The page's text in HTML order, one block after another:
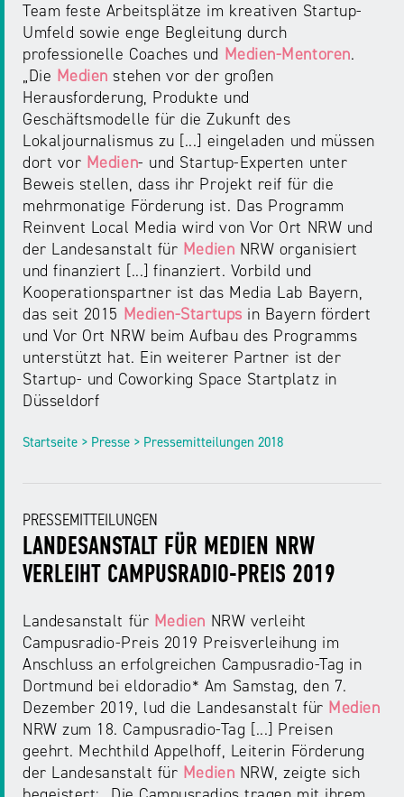
Team feste Arbeitsplätze im kreativen Startup-
Umfeld sowie enge Begleitung durch
professionelle Coaches und Medien-Mentoren.
„Die Medien stehen vor der großen
Herausforderung, Produkte und
Geschäftsmodelle für die Zukunft des
Lokaljournalismus zu [...] eingeladen und müssen
dort vor Medien- und Startup-Experten unter
Beweis stellen, dass ihr Projekt reif für die
mehrmonatige Förderung ist. Das Programm
Reinvent Local Media wird von Vor Ort NRW und
der Landesanstalt für Medien NRW organisiert
und finanziert [...] finanziert. Vorbild und
Kooperationspartner ist das Media Lab Bayern,
das seit 2015 Medien-Startups in Bayern fördert
und Vor Ort NRW beim Aufbau des Programms
unterstützt hat. Ein weiterer Partner ist der
Startup- und Coworking Space Startplatz in
Düsseldorf
Startseite > Presse > Pressemitteilungen 2018
PRESSEMITTEILUNGEN
LANDESANSTALT FÜR MEDIEN NRW
VERLEIHT CAMPUSRADIO-PREIS 2019
Landesanstalt für Medien NRW verleiht
Campusradio-Preis 2019 Preisverleihung im
Anschluss an erfolgreichen Campusradio-Tag in
Dortmund bei eldoradio* Am Samstag, den 7.
Dezember 2019, lud die Landesanstalt für Medien
NRW zum 18. Campusradio-Tag [...] Preisen
geehrt. Mechthild Appelhoff, Leiterin Förderung
der Landesanstalt für Medien NRW, zeigte sich